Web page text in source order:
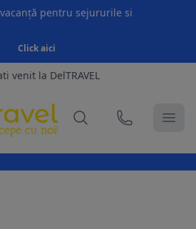
pentru sejururile si
Click aici
venit la DelTRAVEL